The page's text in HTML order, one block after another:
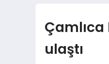
ulaştı